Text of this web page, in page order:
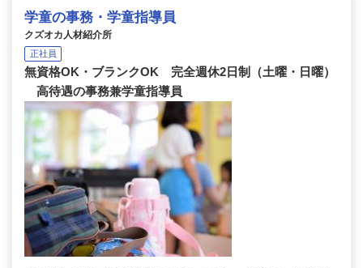
学童の事務・学童指導員
クズオカ人材紹介所
正社員
無資格OK・ブランクOK 完全週休2日制（土曜・日曜）
高待遇の事務兼学童指導員